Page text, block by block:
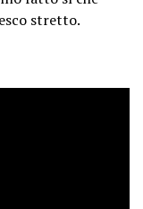
stretto.